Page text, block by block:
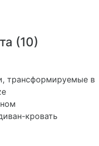
(10)
трансформируемые в
кровать